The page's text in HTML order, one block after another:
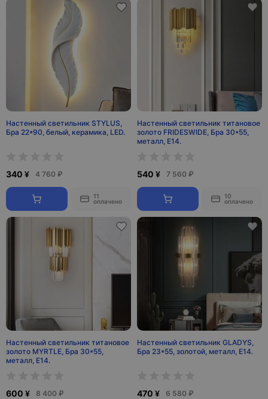
Настенный светильник STYLUS,
Бра 22*90, белый, керамика, LED.
340 ¥ 4 760 ₽
11
оплачено
Настенный светильник титановое
золото FRIDESWIDE, Бра 30*55,
металл, Е14.
540 ¥ 7 560 ₽
10
оплачено
Настенный светильник титановое
золото MYRTLE, Бра 30*55,
металл, Е14.
600 ¥ 8 400 ₽
Настенный светильник GLADYS,
Бра 23*55, золотой, металл, Е14.
470 ¥ 6 580 ₽